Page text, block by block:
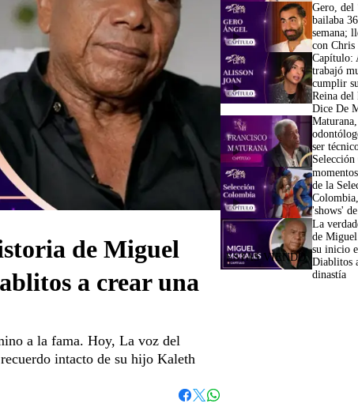
de Miguel
a crear una
a la fama. Hoy, La voz del
intacto de su hijo Kaleth
Gero, del
bailaba
semana;
con Chris
Capítulo:
trabajó
cumplir
Reina del
Dice De
ser
de la
'shows'
La
de
su inicio
Diablitos
dinastía